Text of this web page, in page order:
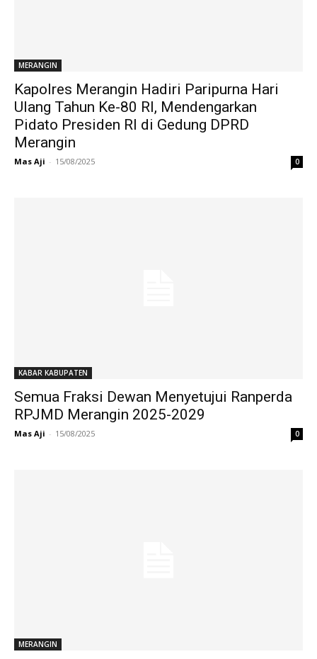
MERANGIN
Kapolres Merangin Hadiri Paripurna Hari
Ulang Tahun Ke-80 RI, Mendengarkan
Pidato Presiden RI di Gedung DPRD
Merangin
Mas Aji - 15/08/2025 0
KABAR KABUPATEN
Semua Fraksi Dewan Menyetujui Ranperda
RPJMD Merangin 2025-2029
Mas Aji - 15/08/2025 0
MERANGIN